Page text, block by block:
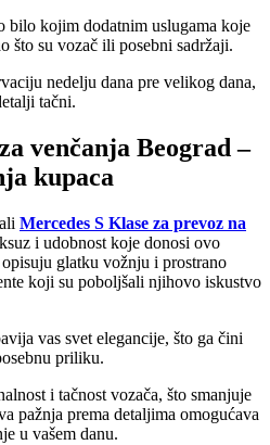
bilo kojim dodatnim uslugama koje
što su vozač ili posebni sadržaji.
nedelju dana pre velikog dana,
tačni.
venčanja Beograd –
kupaca
Mercedes S Klase za prevoz na
i udobnost koje donosi ovo
glatku vožnju i prostrano
koji su poboljšali njihovo iskustvo
vas svet elegancije, što ga čini
priliku.
i tačnost vozača, što smanjuje
pažnja prema detaljima omogućava
u vašem danu.